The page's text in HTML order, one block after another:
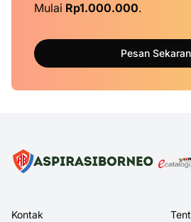
Mulai Rp1.000.000.
Pesan
Kontak